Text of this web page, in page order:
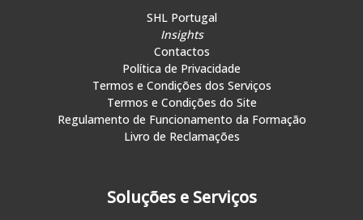
SHL Portugal
Insights
Contactos
Política de Privacidade
Termos e Condições dos Serviços
Termos e Condições do Site
Regulamento de Funcionamento da Formação
Livro de Reclamações
Soluções e Serviços